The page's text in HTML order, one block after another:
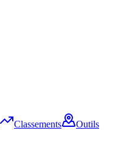
Classements
Outils